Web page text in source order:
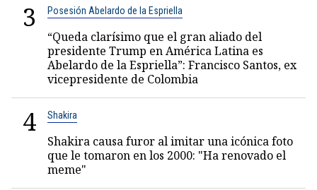
3 Posesión Abelardo de la Espriella
“Queda clarísimo que el gran aliado del
presidente Trump en América Latina es
Abelardo de la Espriella”: Francisco Santos, ex
vicepresidente de Colombia
4 Shakira
Shakira causa furor al imitar una icónica foto
que le tomaron en los 2000: "Ha renovado el
meme"